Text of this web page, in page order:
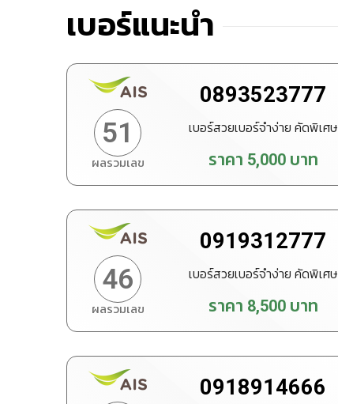
เบอร์แนะนำ
0893523777
51
ผลรวมเลข
เบอร์สวยเบอร์จำง่าย คัดพิเศษ
ราคา 5,000บาท
ทำนายเบอร์ สั่งซื้อ
0919312777
46
ผลรวมเลข
เบอร์สวยเบอร์จำง่าย คัดพิเศษ
ราคา 8,500บาท
ทำนายเบอร์ สั่งซื้อ
0918914666